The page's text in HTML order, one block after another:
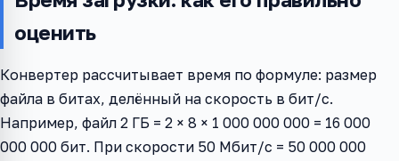
оценить
Конвертер рассчитывает время по формуле: размер
файла в битах, делённый на скорость в бит/с.
Например, файл 2 ГБ = 2 × 8 × 1 000 000 000 = 16 000
000 000 бит. При скорости 50 Мбит/с = 50 000 000